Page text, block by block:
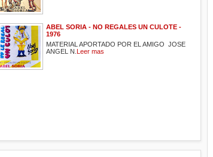
ABEL SORIA - NO REGALES UN CULOTE -
1976
MATERIAL APORTADO POR EL AMIGO JOSE
ANGEL N. Leer mas